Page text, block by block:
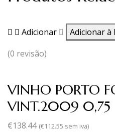
Adicionar Adicionar à
(0 revisão)
VINHO PORTO
VINT.2009 0,75
€138.44 (€112.55 sem iva)